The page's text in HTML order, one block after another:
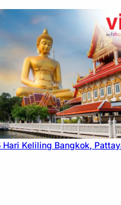
Hari Keliling Bangkok,